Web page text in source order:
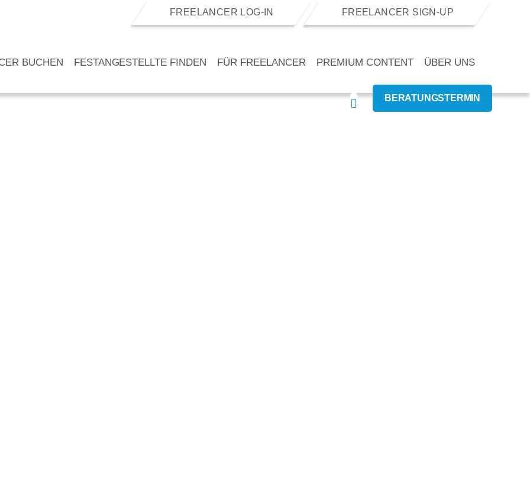
FREELANCER LOG-IN FREELANCER SIGN-UP
BUCHEN FESTANGESTELLTE FINDEN FÜR FREELANCER PREMIUM CONTENT ÜBER UNS
BERATUNGSTERMIN